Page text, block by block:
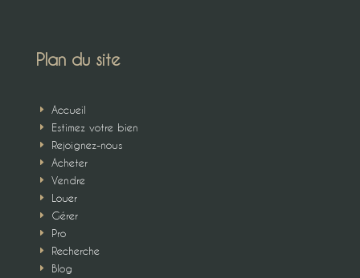
Plan du site
E Accueil
E Estimez votre bien
E Rejoignez-nous
E Acheter
E Vendre
E Louer
E Gérer
E Pro
E Recherche
E Blog